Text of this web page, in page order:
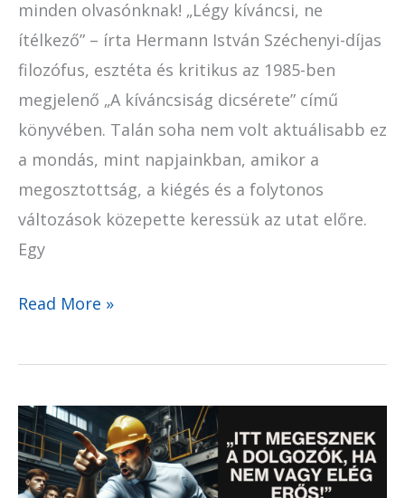
minden olvasónknak! „Légy kíváncsi, ne
ítélkező” – írta Hermann István Széchenyi-díjas
filozófus, esztéta és kritikus az 1985-ben
megjelenő „A kíváncsiság dicsérete” című
könyvében. Talán soha nem volt aktuálisabb ez
a mondás, mint napjainkban, amikor a
megosztottság, a kiégés és a folytonos
változások közepette keressük az utat előre.
Egy
Read More »
Az
erőskezű
vezető